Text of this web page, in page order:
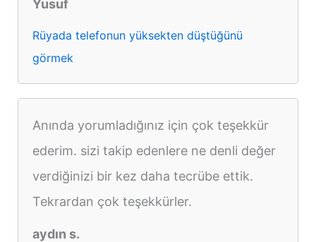
Yusuf
Rüyada telefonun yüksekten düştüğünü
görmek
Anında yorumladığınız için çok teşekkür
ederim. sizi takip edenlere ne denli değer
verdiğinizi bir kez daha tecrübe ettik.
Tekrardan çok teşekkürler.
aydın s.